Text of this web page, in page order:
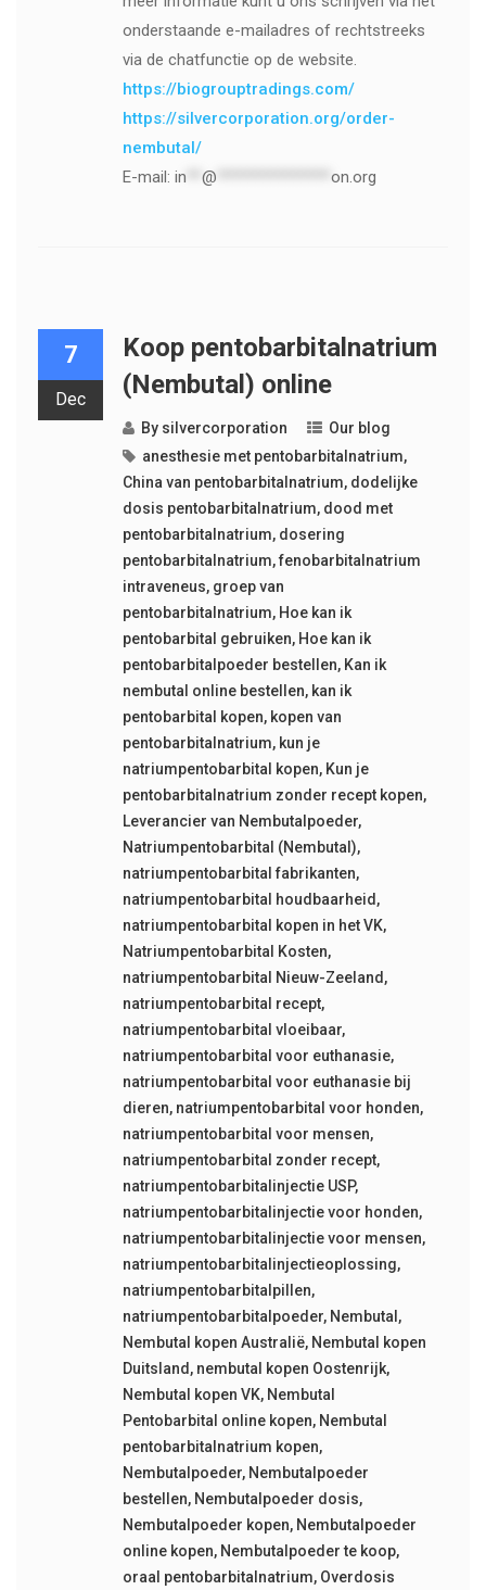
onderstaande e-mailadres of rechtstreeks
via de chatfunctie op de website.
https://biogrouptradings.com/
https://silvercorporation.org/order-
nembutal/
E-mail: in @ on.org
7
Dec
Koop pentobarbitalnatrium
(Nembutal) online
By silvercorporation
Our blog
anesthesie met pentobarbitalnatrium,
China van pentobarbitalnatrium, dodelijke
dosis pentobarbitalnatrium, dood met
pentobarbitalnatrium, dosering
pentobarbitalnatrium,fenobarbitalnatrium
intraveneus, groep van
pentobarbitalnatrium, Hoe kan ik
pentobarbital gebruiken, Hoe kan ik
pentobarbitalpoeder bestellen, Kan ik
nembutal online bestellen, kan ik
pentobarbital kopen, kopen van
pentobarbitalnatrium, kun je
natriumpentobarbital kopen, Kun je
pentobarbitalnatrium zonder recept kopen,
Leverancier van Nembutalpoeder,
Natriumpentobarbital (Nembutal),
natriumpentobarbital fabrikanten,
natriumpentobarbital houdbaarheid ,
natriumpentobarbital kopen in het VK,
Natriumpentobarbital Kosten,
natriumpentobarbital Nieuw-Zeeland ,
natriumpentobarbital recept,
natriumpentobarbital vloeibaar,
natriumpentobarbital voor euthanasie,
natriumpentobarbital voor euthanasie bij
dieren, natriumpentobarbital voor honden,
natriumpentobarbital voor mensen,
natriumpentobarbital zonder recept,
natriumpentobarbitalinjectie USP,
natriumpentobarbitalinjectie voor honden,
natriumpentobarbitalinjectie voor mensen,
natriumpentobarbitalinjectieoplossing,
natriumpentobarbitalpillen,
natriumpentobarbitalpoeder, Nembutal ,
Nembutal kopen Australië, Nembutal kopen
Duitsland , nembutal kopen Oostenrijk,
Nembutal kopen VK, Nembutal
Pentobarbital online kopen, Nembutal
pentobarbitalnatrium kopen,
Nembutalpoeder, Nembutalpoeder
bestellen, Nembutalpoeder dosis,
Nembutalpoeder kopen, Nembutalpoeder
online kopen, Nembutalpoeder te koop,
oraal pentobarbitalnatrium, Overdosis